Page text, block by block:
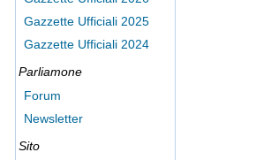
Gazzette Ufficiali 2025
Gazzette Ufficiali 2024
Parliamone
Forum
Newsletter
Sito